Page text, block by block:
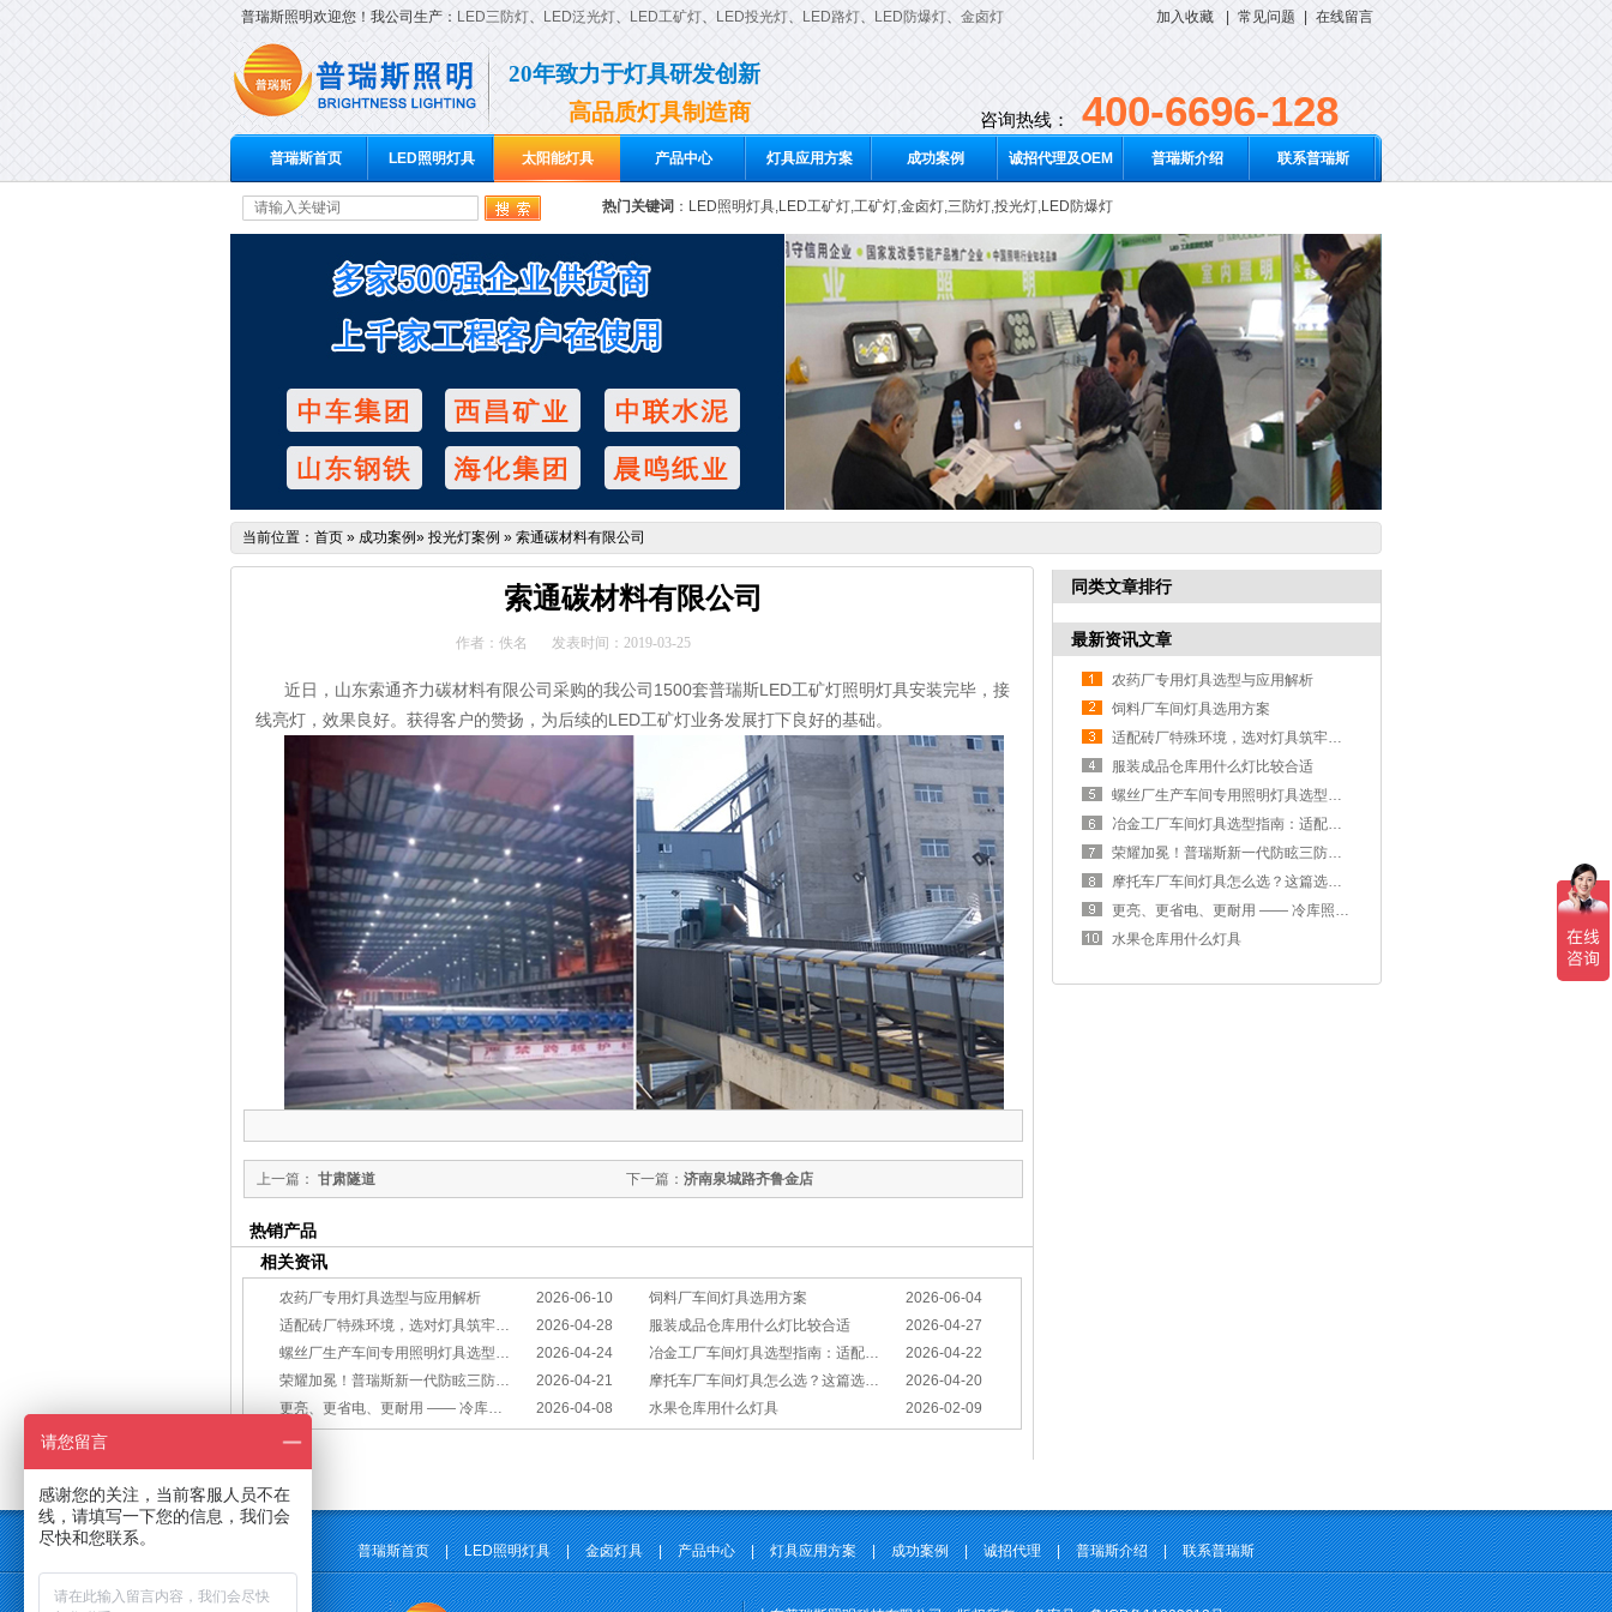
加入收藏 常见问题 在线留言
普瑞斯照明欢迎您！我公司生产： LED三防灯、 LED泛光灯、 LED工矿灯、 LED投光灯、 LED路灯、 LED防爆灯、 金卤灯
20年致力于灯具研发创新
高品质灯具制造商
咨询热线： 400-6696-128
普瑞斯首页 LED照明灯具 太阳能灯具 产品中心 灯具应用方案 成功案例 诚招代理及OEM 普瑞斯介绍 联系普瑞斯
热门关键词 ： LED照明灯具,LED工矿灯,工矿灯,金卤灯,三防灯,投光灯,LED防爆灯
当前位置： 首页 » 成功案例» 投光灯案例 » 索通碳材料有限公司
索通碳材料有限公司
作者：佚名 发表时间：2019-03-25
近日，山东索通齐力碳材料有限公司采购的我公司1500套普瑞斯LED工矿灯照明灯具安装完毕，接
线亮灯，效果良好。获得客户的赞扬，为后续的LED工矿灯业务发展打下良好的基础。
下一篇： 济南泉城路齐鲁金店
上一篇： 甘肃隧道
热销产品
相关资讯
2026-06-10
农药厂专用灯具选型与应用解析 2026-06-04
饲料厂车间灯具选用方案
2026-04-28
适配砖厂特殊环境，选对灯具筑牢生产安全线 2026-04-27
服装成品仓库用什么灯比较合适
2026-04-24
螺丝厂生产车间专用照明灯具选型方案 2026-04-22
冶金工厂车间灯具选型指南：适配恶劣工况，筑牢安全照明防线
2026-04-21
荣耀加冕！普瑞斯新一代防眩三防灯BC-L斩获2026阿拉丁神灯奖 2026-04-20
摩托车厂车间灯具怎么选？这篇选型指南，帮你避坑又节能
2026-04-08
更亮、更省电、更耐用 —— 冷库照明优选 2026-02-09
水果仓库用什么灯具
同类文章排行
最新资讯文章
农药厂专用灯具选型与应用解析
饲料厂车间灯具选用方案
适配砖厂特殊环境，选对灯具筑牢生产安全线
服装成品仓库用什么灯比较合适
螺丝厂生产车间专用照明灯具选型方案
冶金工厂车间灯具选型指南：适配恶劣工况，筑牢安全照明防线
荣耀加冕！普瑞斯新一代防眩三防灯BC-L斩获2026阿拉丁神灯奖
摩托车厂车间灯具怎么选？这篇选型指南，帮你避坑又节能
更亮、更省电、更耐用 —— 冷库照明优选
水果仓库用什么灯具
普瑞斯首页 | LED照明灯具 | 金卤灯具 | 产品中心 | 灯具应用方案 | 成功案例 | 诚招代理 | 普瑞斯介绍 | 联系普瑞斯
请您留言
感谢您的关注，当前客服人员不在
线，请填写一下您的信息，我们会
尽快和您联系。